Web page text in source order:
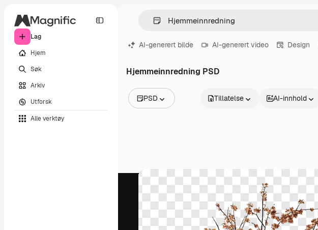
Lag
Hjem
Søk
Arkiv
Utforsk
Alle verktøy
AI-generert bilde AI-generert video Design
Hjemmeinnredning PSD
PSD
Videoer
Ikoner
3D-modeller
Skrifter
Tillatelse AI-innhold